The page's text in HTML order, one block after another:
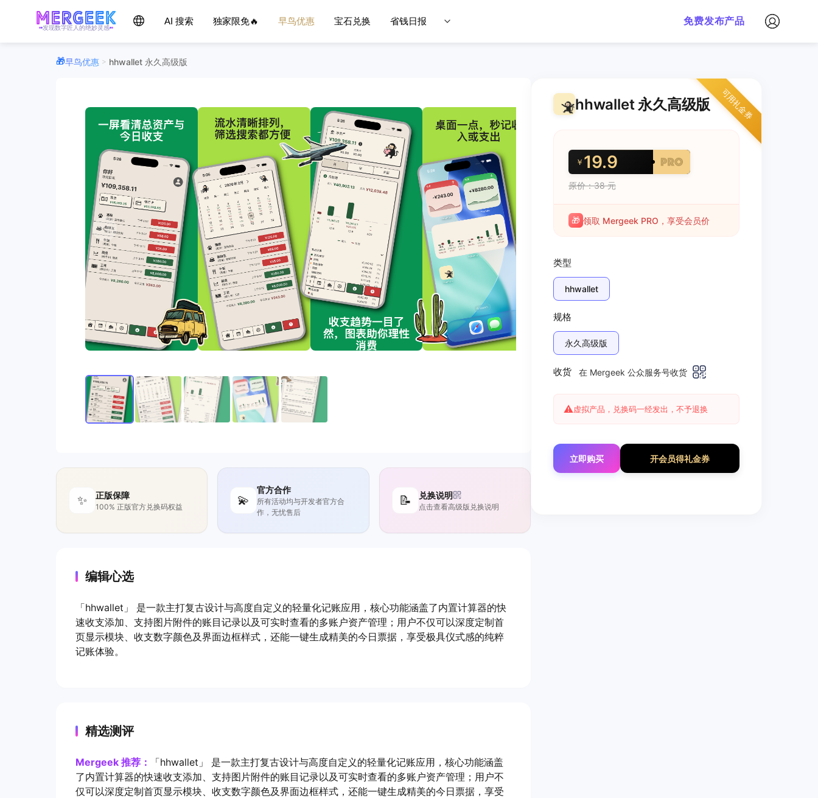
发现数字匠人的绝妙灵感
AI 搜索 独家限免🔥 早鸟优惠 宝石兑换 省钱日报 免费发布产品
早鸟优惠 > hhwallet 永久高级版
✨ 正版保障
100% 正版官方兑换码权益 💫
官方合作
所有活动均与开发者官方合
作，无忧售后
📝 兑换说明
点击查看高级版兑换说明
编辑心选
「hhwallet」 是一款主打复古设计与高度自定义的轻量化记账应用，核心功能涵盖了内置计算器的快
速收支添加、支持图片附件的账目记录以及可实时查看的多账户资产管理；用户不仅可以深度定制首
页显示模块、收支数字颜色及界面边框样式，还能一键生成精美的今日票据，享受极具仪式感的纯粹
记账体验。
精选测评
Mergeek 推荐：
「hhwallet」 是一款主打复古设计与高度自定义的轻量化记账应用，核心功能涵盖
了内置计算器的快速收支添加、支持图片附件的账目记录以及可实时查看的多账户资产管理；用户不
仅可以深度定制首页显示模块、收支数字颜色及界面边框样式，还能一键生成精美的今日票据，享受
可用礼金券
hhwallet 永久高级版
￥ 19.9
原价：38 元
🎁 领取 Mergeek PRO，享受会员价
类型
hhwallet
规格
永久高级版
收货 在 Mergeek 公众服务号收货
⚠️虚拟产品，兑换码一经发出，不予退换
立即购买 开会员得礼金券